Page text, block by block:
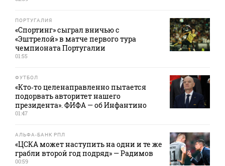
ПОРТУГАЛИЯ
«Спортинг» сыграл вничью с
«Эштрелой» в матче первого тура
чемпионата Португалии
01:55
ФУТБОЛ
«Кто‑то целенаправленно пытается
подорвать авторитет нашего
президента». ФИФА — об Инфантино
01:47
АЛЬФА-БАНК РПЛ
«ЦСКА может наступить на одни и те же
грабли второй год подряд» — Радимов
00:59